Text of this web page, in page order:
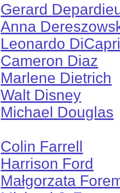
Gerard
Anna
Leonardo
Cameron Diaz
Marlene Dietrich
Walt Disney
Michael Douglas
Colin Farrell
Harrison Ford
Małgorzata